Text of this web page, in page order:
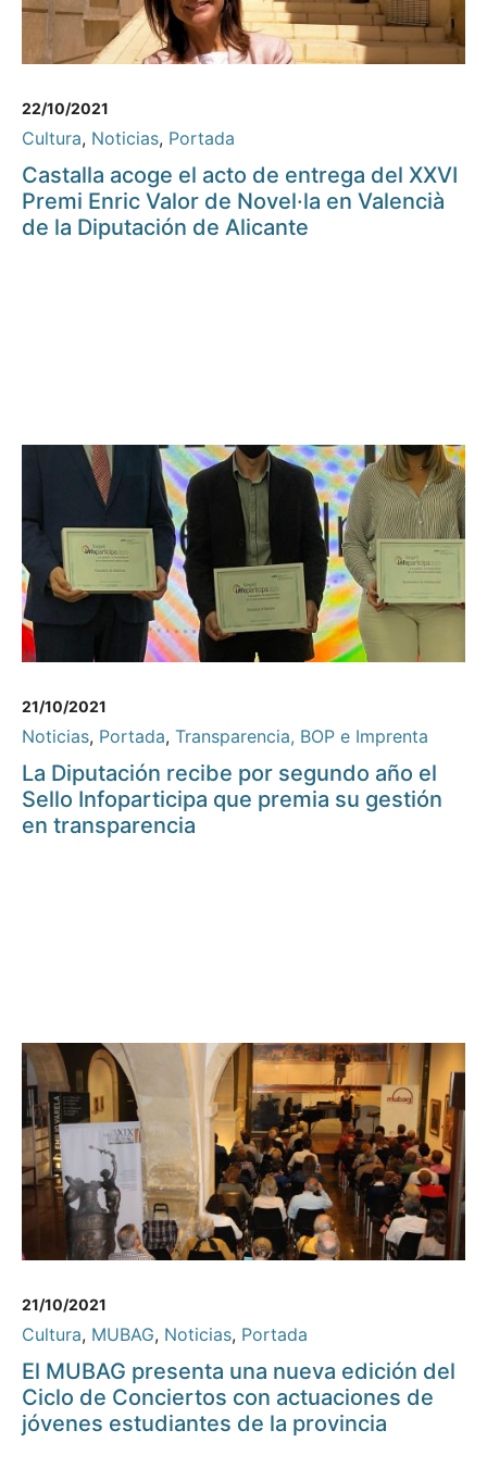
22/10/2021
Cultura, Noticias, Portada
Castalla acoge el acto de entrega del XXVI
Premi Enric Valor de Novel·la en Valencià
de la Diputación de Alicante
21/10/2021
Noticias, Portada, Transparencia, BOP e Imprenta
La Diputación recibe por segundo año el
Sello Infoparticipa que premia su gestión
en transparencia
21/10/2021
Cultura, MUBAG, Noticias, Portada
El MUBAG presenta una nueva edición del
Ciclo de Conciertos con actuaciones de
jóvenes estudiantes de la provincia